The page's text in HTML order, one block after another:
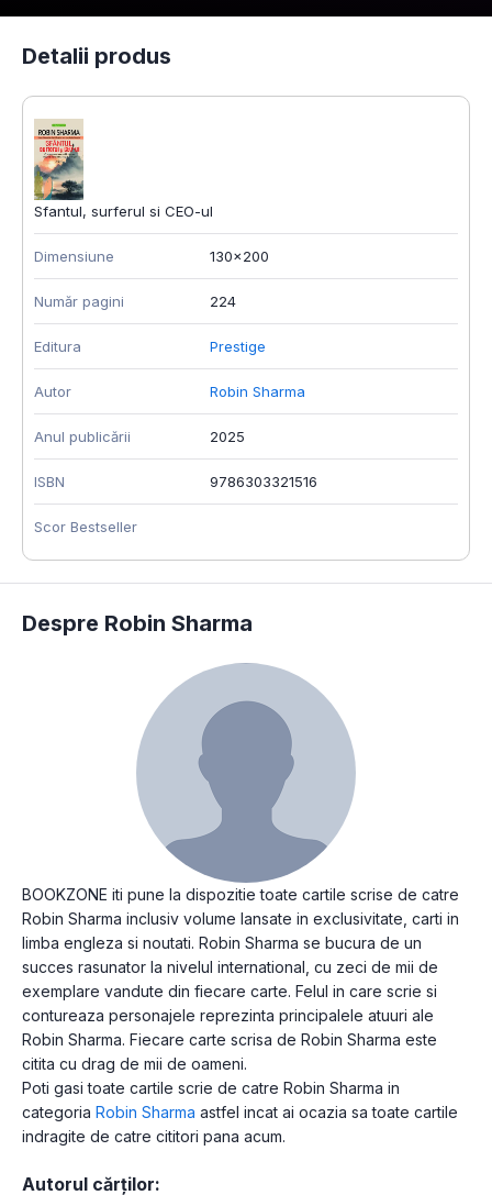
Detalii produs
Sfantul, surferul si CEO-ul
Dimensiune 130x200
Număr pagini 224
Editura Prestige
Autor Robin Sharma
Anul publicării 2025
ISBN 9786303321516
Scor Bestseller
Despre Robin Sharma
BOOKZONE iti pune la dispozitie toate cartile scrise de catre
Robin Sharma inclusiv volume lansate in exclusivitate, carti in
limba engleza si noutati. Robin Sharma se bucura de un
succes rasunator la nivelul international, cu zeci de mii de
exemplare vandute din fiecare carte. Felul in care scrie si
contureaza personajele reprezinta principalele atuuri ale
Robin Sharma. Fiecare carte scrisa de Robin Sharma este
citita cu drag de mii de oameni.
Poti gasi toate cartile scrie de catre Robin Sharma in
categoria Robin Sharma astfel incat ai ocazia sa toate cartile
indragite de catre cititori pana acum.
Autorul cărților: